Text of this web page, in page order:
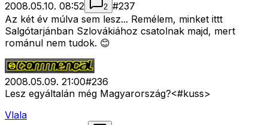
2008.05.10. 08:52
2 #237
Az két év múlva sem lesz... Remélem, minket ittt
Salgótarjánban Szlovákiához csatolnak majd, mert
románul nem tudok. 😊
2008.05.09. 21:00#236
Lesz egyáltalán még Magyarország?<#kuss>
Vlala